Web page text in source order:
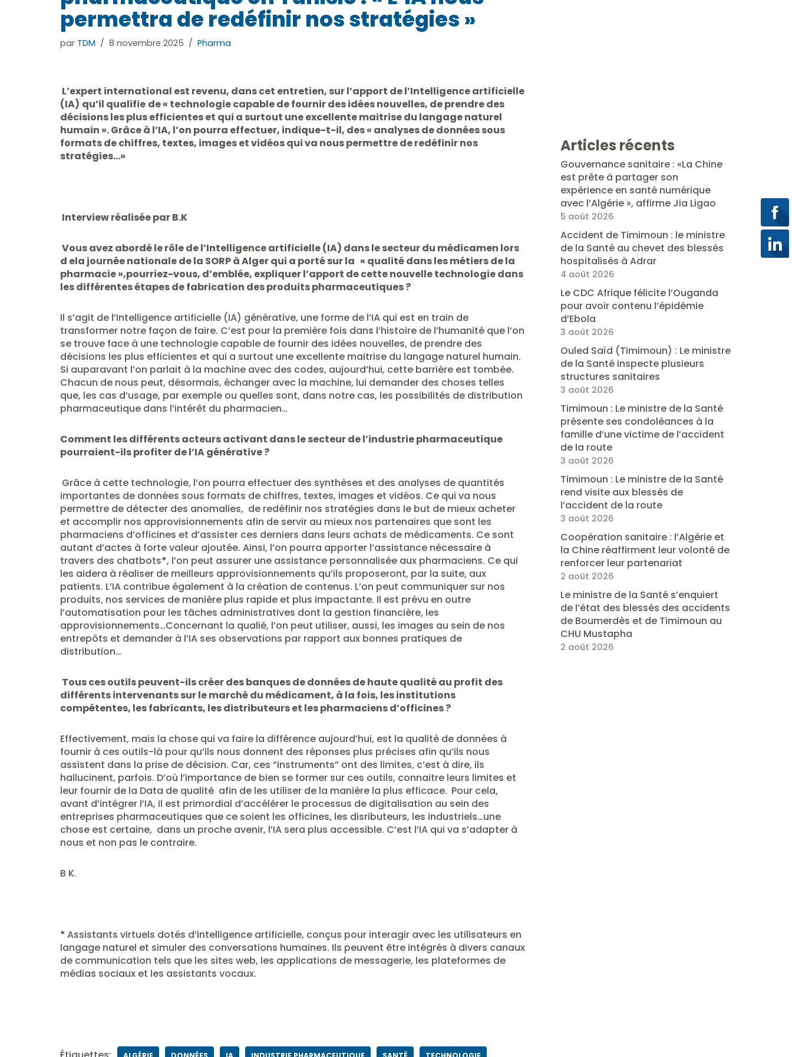
permettra de redéfinir nos stratégies »
par TDM 8 novembre 2025 Pharma
L’expert international est revenu, dans cet entretien, sur l’apport de l’Intelligence artificielle
(IA) qu’il qualifie de « technologie capable de fournir des idées nouvelles, de prendre des
décisions les plus efficientes et qui a surtout une excellente maitrise du langage naturel
humain ». Grâce à l’IA, l’on pourra effectuer, indique-t-il, des « analyses de données sous
formats de chiffres, textes, images et vidéos qui va nous permettre de redéfinir nos
stratégies…»
Interview réalisée par B.K
Vous avez abordé le rôle de l’Intelligence artificielle (IA) dans le secteur du médicamen lors
d ela journée nationale de la SORP à Alger qui a porté sur la « qualité dans les métiers de la
pharmacie »,pourriez-vous, d’emblée, expliquer l’apport de cette nouvelle technologie dans
les différentes étapes de fabrication des produits pharmaceutiques ?
Il s’agit de l’Intelligence artificielle (IA) générative, une forme de l’IA qui est en train de
transformer notre façon de faire. C’est pour la première fois dans l’histoire de l’humanité que l’on
se trouve face à une technologie capable de fournir des idées nouvelles, de prendre des
décisions les plus efficientes et qui a surtout une excellente maitrise du langage naturel humain.
Si auparavant l’on parlait à la machine avec des codes, aujourd’hui, cette barrière est tombée.
Chacun de nous peut, désormais, échanger avec la machine, lui demander des choses telles
que, les cas d’usage, par exemple ou quelles sont, dans notre cas, les possibilités de distribution
pharmaceutique dans l’intérêt du pharmacien…
Comment les différents acteurs activant dans le secteur de l’industrie pharmaceutique
pourraient-ils profiter de l’IA générative ?
Grâce à cette technologie, l’on pourra effectuer des synthèses et des analyses de quantités
importantes de données sous formats de chiffres, textes, images et vidéos. Ce qui va nous
permettre de détecter des anomalies, de redéfinir nos stratégies dans le but de mieux acheter
et accomplir nos approvisionnements afin de servir au mieux nos partenaires que sont les
pharmaciens d’officines et d’assister ces derniers dans leurs achats de médicaments. Ce sont
autant d’actes à forte valeur ajoutée. Ainsi, l’on pourra apporter l’assistance nécessaire à
travers des chatbots*, l’on peut assurer une assistance personnalisée aux pharmaciens. Ce qui
les aidera à réaliser de meilleurs approvisionnements qu’ils proposeront, par la suite, aux
patients. L’IA contribue également à la création de contenus. L’on peut communiquer sur nos
produits, nos services de manière plus rapide et plus impactante. Il est prévu en outre
l’automatisation pour les tâches administratives dont la gestion financière, les
approvisionnements…Concernant la qualié, l’on peut utiliser, aussi, les images au sein de nos
entrepôts et demander à l’IA ses observations par rapport aux bonnes pratiques de
distribution…
Tous ces outils peuvent-ils créer des banques de données de haute qualité au profit des
différents intervenants sur le marché du médicament, à la fois, les institutions
compétentes, les fabricants, les distributeurs et les pharmaciens d’officines ?
Effectivement, mais la chose qui va faire la différence aujourd’hui, est la qualité de données à
fournir à ces outils-là pour qu’ils nous donnent des réponses plus précises afin qu’ils nous
assistent dans la prise de décision. Car, ces “instruments” ont des limites, c’est à dire, ils
hallucinent, parfois. D’où l’importance de bien se former sur ces outils, connaitre leurs limites et
leur fournir de la Data de qualité afin de les utiliser de la manière la plus efficace. Pour cela,
avant d’intégrer l’IA, il est primordial d’accélérer le processus de digitalisation au sein des
entreprises pharmaceutiques que ce soient les officines, les disributeurs, les industriels…une
chose est certaine, dans un proche avenir, l’IA sera plus accessible. C’est l’IA qui va s’adapter à
nous et non pas le contraire.
B K.
* Assistants virtuels dotés d’intelligence artificielle, conçus pour interagir avec les utilisateurs en
langage naturel et simuler des conversations humaines. Ils peuvent être intégrés à divers canaux
de communication tels que les sites web, les applications de messagerie, les plateformes de
médias sociaux et les assistants vocaux.
Articles récents
Gouvernance sanitaire : «La Chine
est prête à partager son
expérience en santé numérique
avec l’Algérie », affirme Jia Ligao
5 août 2026
Accident de Timimoun : le ministre
de la Santé au chevet des blessés
hospitalisés à Adrar
4 août 2026
Le CDC Afrique félicite l’Ouganda
pour avoir contenu l’épidémie
d’Ebola
3 août 2026
Ouled Saïd (Timimoun) : Le ministre
de la Santé inspecte plusieurs
structures sanitaires
3 août 2026
Timimoun : Le ministre de la Santé
présente ses condoléances à la
famille d’une victime de l’accident
de la route
3 août 2026
Timimoun : Le ministre de la Santé
rend visite aux blessés de
l’accident de la route
3 août 2026
Coopération sanitaire : l’Algérie et
la Chine réaffirment leur volonté de
renforcer leur partenariat
2 août 2026
Le ministre de la Santé s’enquiert
de l’état des blessés des accidents
de Boumerdès et de Timimoun au
CHU Mustapha
2 août 2026